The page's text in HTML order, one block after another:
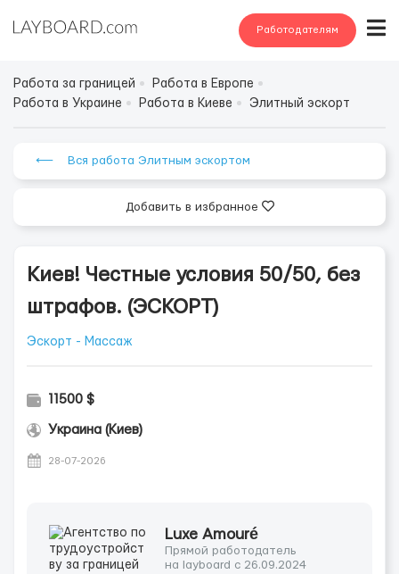
Работодателям
Работа за границей
Работа в Европе
Работа в Украине
Работа в Киеве Элитный эскорт
⟵ Вся работа Элитным эскортом
Добавить в избранное
Киев! Честные условия 50/50, без
штрафов. (ЭСКОРТ)
Эскорт - Массаж
11500 $
Украина (Киев)
28-07-2026
Luxe Amouré
Прямой работодатель
на layboard с 26.09.2024